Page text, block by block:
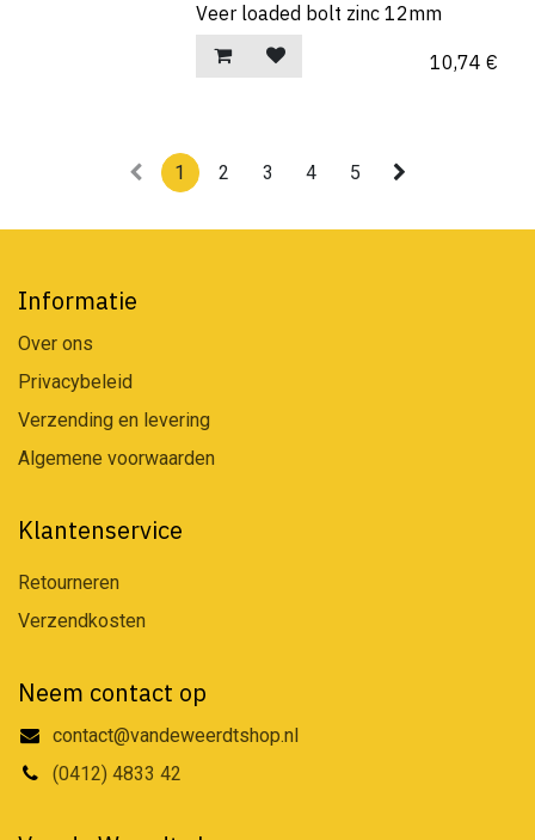
Veer loaded bolt zinc 12mm
10,74 €
1 2 3 4 5
Informatie
Over ons
Privacybeleid
Verzending en levering
Algemene voorwaarden
Klantenservice
Retourneren
Verzendkosten
Neem contact op
contact@vandeweerdtshop.nl
(0412) 4833 42